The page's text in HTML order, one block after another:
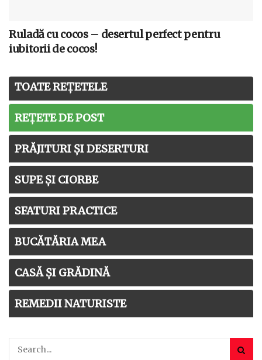
Ruladă cu cocos – desertul perfect pentru
iubitorii de cocos!
TOATE REȚETELE
REȚETE DE POST
PRĂJITURI ȘI DESERTURI
SUPE ȘI CIORBE
SFATURI PRACTICE
BUCĂTĂRIA MEA
CASĂ ȘI GRĂDINĂ
REMEDII NATURISTE